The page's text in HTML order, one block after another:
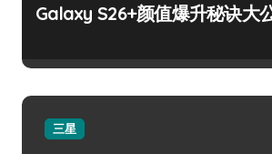
Galaxy S26+颜值爆升秘诀大
三星